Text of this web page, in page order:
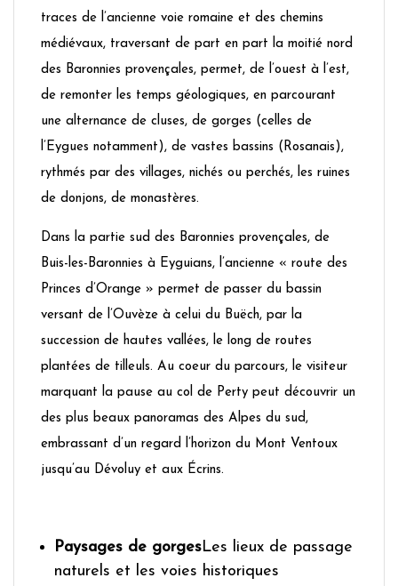
traces de l’ancienne voie romaine et des chemins
médiévaux, traversant de part en part la moitié nord
des Baronnies provençales, permet, de l’ouest à l’est,
de remonter les temps géologiques, en parcourant
une alternance de cluses, de gorges (celles de
l’Eygues notamment), de vastes bassins (Rosanais),
rythmés par des villages, nichés ou perchés, les ruines
de donjons, de monastères.
Dans la partie sud des Baronnies provençales, de
Buis-les-Baronnies à Eyguians, l’ancienne « route des
Princes d’Orange » permet de passer du bassin
versant de l’Ouvèze à celui du Buëch, par la
succession de hautes vallées, le long de routes
plantées de tilleuls. Au coeur du parcours, le visiteur
marquant la pause au col de Perty peut découvrir un
des plus beaux panoramas des Alpes du sud,
embrassant d’un regard l’horizon du Mont Ventoux
jusqu’au Dévoluy et aux Écrins.
Paysages de gorgesLes lieux de passage
naturels et les voies historiques